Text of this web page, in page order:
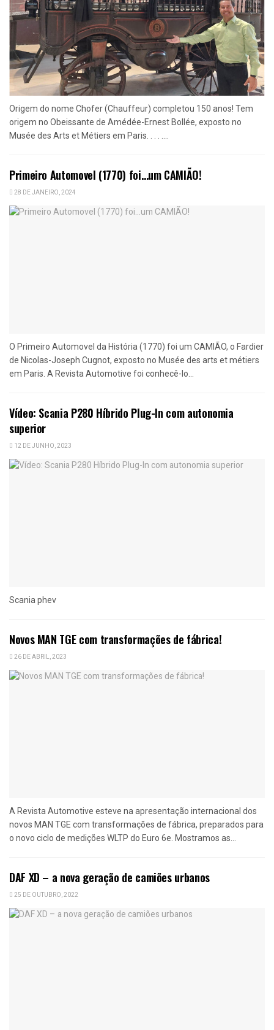
Origem do nome Chofer (Chauffeur) completou 150 anos! Tem
origem no Obeissante de Amédée-Ernest Bollée, exposto no
Musée des Arts et Métiers em Paris. . . . ....
Primeiro Automovel (1770) foi…um CAMIÃO!
28 DE JANEIRO, 2024
O Primeiro Automovel da História (1770) foi um CAMIÃO, o Fardier
de Nicolas-Joseph Cugnot, exposto no Musée des arts et métiers
em Paris. A Revista Automotive foi conhecê-lo...
Vídeo: Scania P280 Híbrido Plug-In com autonomia
superior
12 DE JUNHO, 2023
Scania phev
Novos MAN TGE com transformações de fábrica!
26 DE ABRIL, 2023
A Revista Automotive esteve na apresentação internacional dos
novos MAN TGE com transformações de fábrica, preparados para
o novo ciclo de medições WLTP do Euro 6e. Mostramos as...
DAF XD – a nova geração de camiões urbanos
25 DE OUTUBRO, 2022